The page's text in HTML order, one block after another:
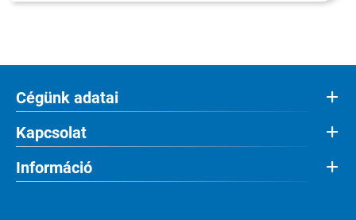
Cégünk adatai
Kapcsolat
Információ